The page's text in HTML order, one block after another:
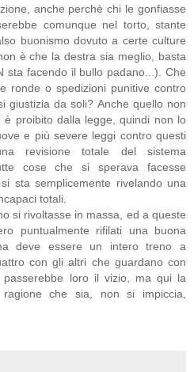
anche perchè chi le gonfiasse
comunque nel torto, stante
buonismo dovuto a certe culture
è che la destra sia meglio, basta
sta facendo il bullo padano...). Che
ronde o spedizioni punitive contro
giustizia da soli? Anche quello non
proibito dalla legge, quindi non lo
e più severe leggi contro questi
revisione totale del sistema
cose che si sperava facesse
sta semplicemente rivelando una
totali.
si rivoltasse in massa, ed a queste
puntualmente rifilati una buona
deve essere un intero treno a
con gli altri che guardano con
loro il vizio, ma qui la
che sia, non si impiccia,